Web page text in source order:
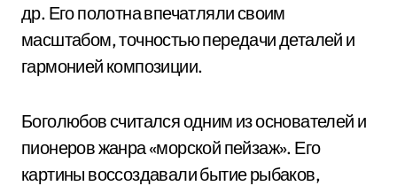
др. Его полотна впечатляли своим
масштабом, точностью передачи деталей и
гармонией композиции.
Боголюбов считался одним из основателей и
пионеров жанра «морской пейзаж». Его
картины воссоздавали бытие рыбаков,